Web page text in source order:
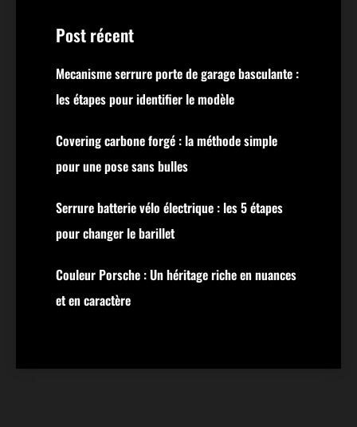
Post récent
Mecanisme serrure porte de garage basculante :
les étapes pour identifier le modèle
Covering carbone forgé : la méthode simple
pour une pose sans bulles
Serrure batterie vélo électrique : les 5 étapes
pour changer le barillet
Couleur Porsche : Un héritage riche en nuances
et en caractère